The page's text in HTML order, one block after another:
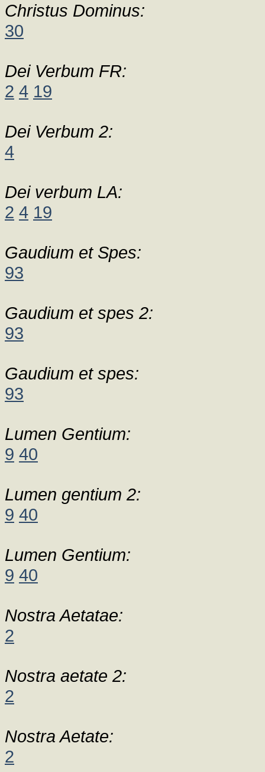
Christus Dominus:
30
Dei Verbum FR:
2 4 19
Dei Verbum 2:
4
Dei verbum LA:
2 4 19
Gaudium et Spes:
93
Gaudium et spes 2:
93
Gaudium et spes:
93
Lumen Gentium:
9 40
Lumen gentium 2:
9 40
Lumen Gentium:
9 40
Nostra Aetatae:
2
Nostra aetate 2:
2
Nostra Aetate:
2